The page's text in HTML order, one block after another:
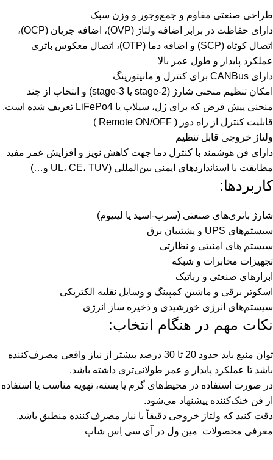
طراحی صنعتی مقاوم و جمع‌وجور و وزن سبک
دارای حفاظت در برابر اضافه ولتاژ (OVP)، اضافه جریان (OCP)،
اتصال کوتاه (SCP) و اضافه دما (OTP)، اتصال معکوس باتری
عملکرد پایدار و طول عمر بالا
دارای CANBus برای کنترل و مانیتورینگ
امکان تنظیم منحنی شارژ (stage-2 یا stage-3) و انتخاب از چند
منحنی پیش فرض که برای ژل، سیلاب یا LiFePo4 تعریف شده است.
قابلیت کنترل از راه دور ( Remote ON/OFF )
ولتاژ خروجی قابل تنظیم
دارای فن هوشمند با کنترل دما جهت کاهش نویز و افزایش عمر مفید
مطابقت با استانداردهای ایمنی بین‌المللی (UL، CE، TUV و…)
کاربردها:
شارژ باتری‌های صنعتی (سرب-اسید یا لیتیوم)
سیستم‌های UPS و پشتیبان برق
سیستم های امنیتی و نظارتی
تجهیزات مخابرات و شبکه
ابزارهای صنعتی و رباتیک
اسکوتر برقی و ماشین کمپینگ و وسایل نقلیه الکتریکی
سیستم‌های انرژی خورشیدی و ذخیره ساز انرژی
نکات مهم در هنگام انتخاب:
توان منبع باید حدود 20 تا 30 درصد بیشتر از نیاز واقعی مصرف‌کننده
باشد تا عملکرد پایدار و عمر طولانی‌تری داشته باشد.
در صورت استفاده در محیط‌های گرم یا بسته، تهویه مناسب یا استفاده
از فن خنک‌کننده پیشنهاد می‌شود.
دقت کنید که ولتاژ خروجی دقیقاً با نیاز مصرف‌کننده منطبق باشد.
معرفی محصولات مین ول در آی سی اِس شاپ